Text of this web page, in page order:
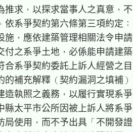
推求，以探求當事人之真意，
依系爭契約第六條第三項約定
施，應依建築管理相關法令申
付之系爭土地，必係能申請建
合系爭契約委託上訴人經營之
的補充解釋（契約漏洞之填補
造執照之義務，以履行實現系
縣太平市公所因被上訴人將系
局使用，而不予出具「不開發